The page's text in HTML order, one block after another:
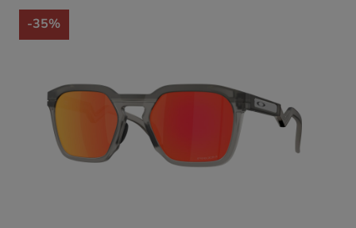
-35%